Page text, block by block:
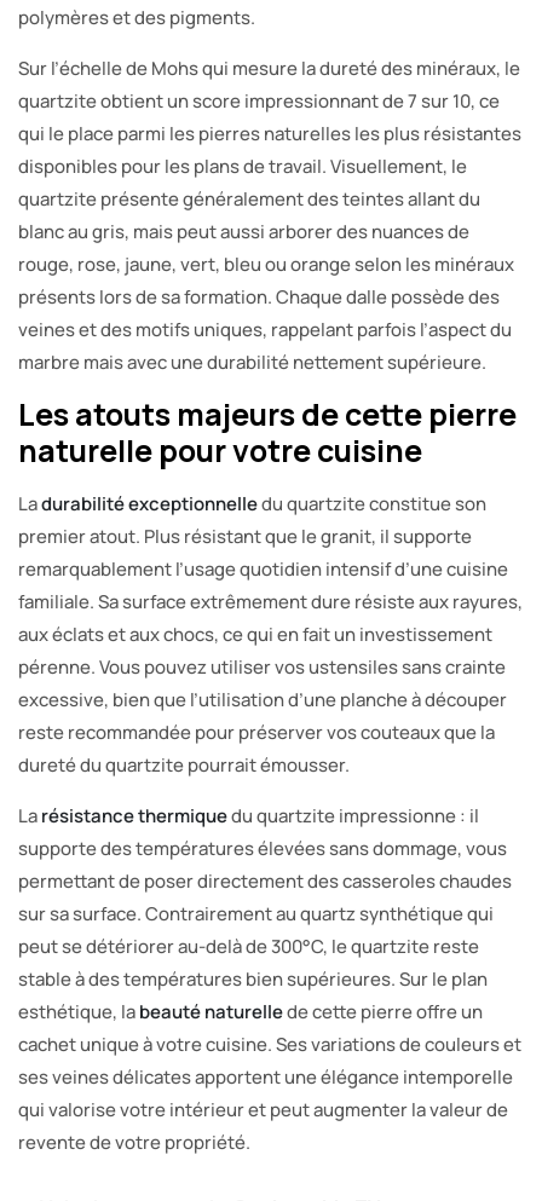
polymères et des pigments.
Sur l’échelle de Mohs qui mesure la dureté des minéraux, le
quartzite obtient un score impressionnant de 7 sur 10, ce
qui le place parmi les pierres naturelles les plus résistantes
disponibles pour les plans de travail. Visuellement, le
quartzite présente généralement des teintes allant du
blanc au gris, mais peut aussi arborer des nuances de
rouge, rose, jaune, vert, bleu ou orange selon les minéraux
présents lors de sa formation. Chaque dalle possède des
veines et des motifs uniques, rappelant parfois l’aspect du
marbre mais avec une durabilité nettement supérieure.
Les atouts majeurs de cette pierre
naturelle pour votre cuisine
Ladurabilité exceptionnelledu quartzite constitue son
premier atout. Plus résistant que le granit, il supporte
remarquablement l’usage quotidien intensif d’une cuisine
familiale. Sa surface extrêmement dure résiste aux rayures,
aux éclats et aux chocs, ce qui en fait un investissement
pérenne. Vous pouvez utiliser vos ustensiles sans crainte
excessive, bien que l’utilisation d’une planche à découper
reste recommandée pour préserver vos couteaux que la
dureté du quartzite pourrait émousser.
Larésistance thermiquedu quartzite impressionne : il
supporte des températures élevées sans dommage, vous
permettant de poser directement des casseroles chaudes
sur sa surface. Contrairement au quartz synthétique qui
peut se détériorer au-delà de 300°C, le quartzite reste
stable à des températures bien supérieures. Sur le plan
esthétique, labeauté naturellede cette pierre offre un
cachet unique à votre cuisine. Ses variations de couleurs et
ses veines délicates apportent une élégance intemporelle
qui valorise votre intérieur et peut augmenter la valeur de
revente de votre propriété.